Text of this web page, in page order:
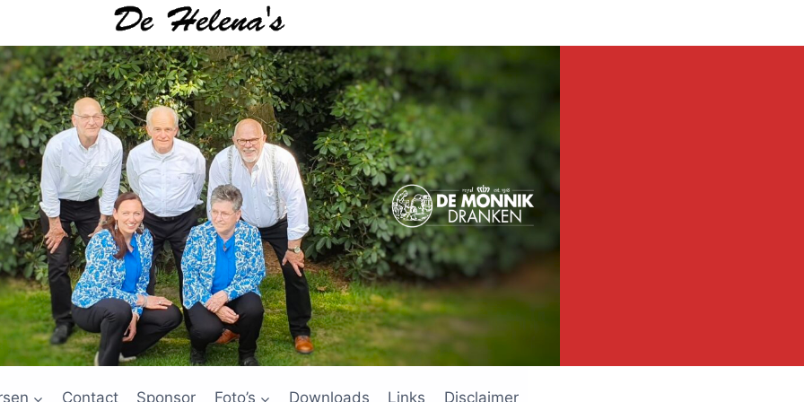
Contact Sponsor Foto’s Downloads Links Disclaimer